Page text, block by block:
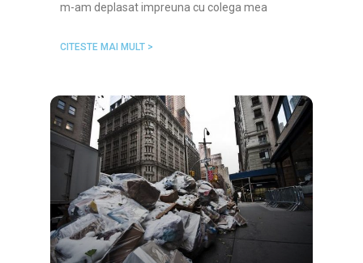
m-am deplasat impreuna cu colega mea
CITESTE MAI MULT >